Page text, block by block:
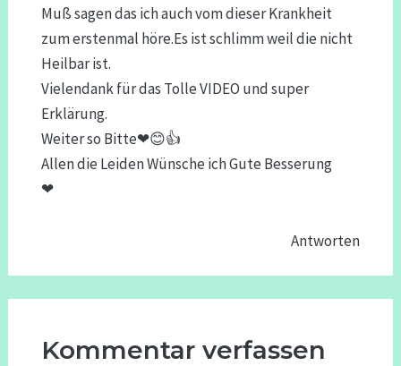
Muß sagen das ich auch vom dieser Krankheit
zum erstenmal höre.Es ist schlimm weil die nicht
Heilbar ist.
Vielendank für das Tolle VIDEO und super
Erklärung.
Weiter so Bitte❤😊👍
Allen die Leiden Wünsche ich Gute Besserung
❤
Antworten
Kommentar verfassen